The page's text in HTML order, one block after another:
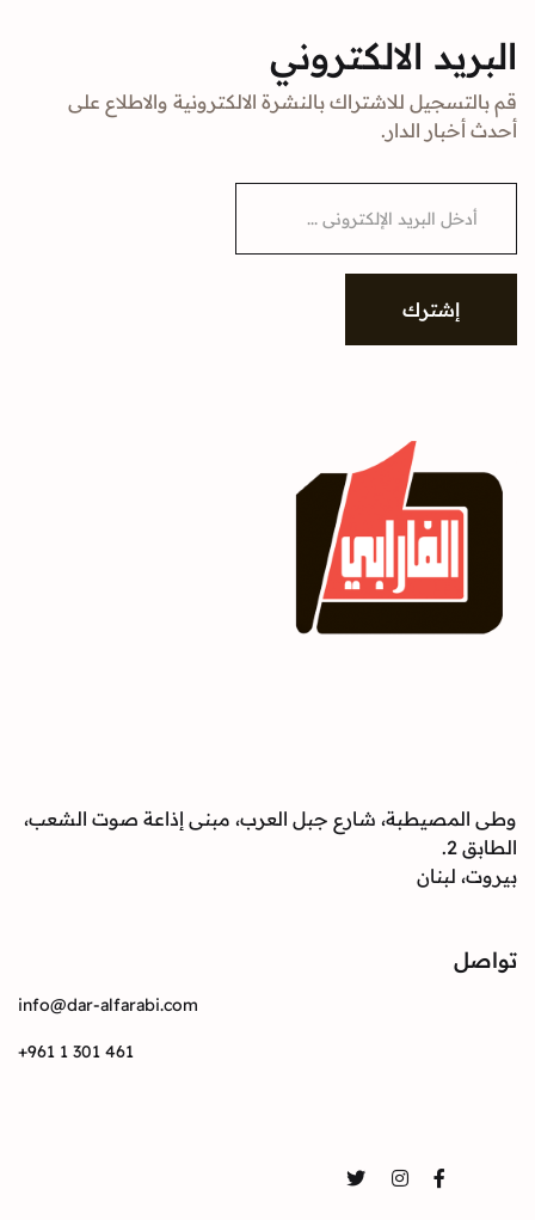
البريد الالكتروني
قم بالتسجيل للاشتراك بالنشرة الالكترونية والاطلاع على
أحدث أخبار الدار.
i
إشترك
وطى المصيطبة، شارع جبل العرب، مبنى إذاعة صوت الشعب،
الطابق 2.
بيروت، لبنان
تواصل
info@dar-alfarabi.com
+961 1 301 461
Facebook
Instagram
Twitter